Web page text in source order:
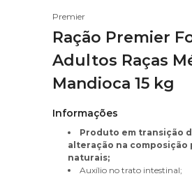
Premier
Ração Premier
Adultos Raças
Mandioca 15 kg
Informações
Produto em transição
alteração na
naturais;
Auxílio no trato intestinal;